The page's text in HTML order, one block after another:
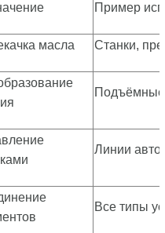
Пример
масла Станки,
Линии
Все типы